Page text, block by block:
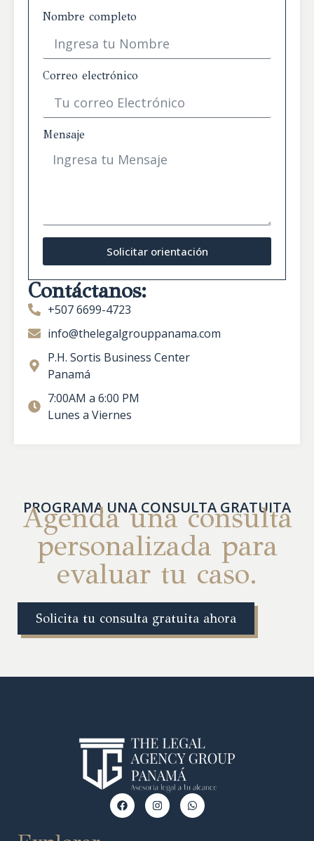
Nombre completo
Correo electrónico
Mensaje
Solicitar orientación
Contáctanos:
+507 6699-4723
info@thelegalgrouppanama.com
P.H. Sortis Business Center
Panamá
7:00AM a 6:00 PM
Lunes a Viernes
PROGRAMA UNA CONSULTA GRATUITA
Agenda una consulta
personalizada para
evaluar tu caso.
Solicita tu consulta gratuita ahora